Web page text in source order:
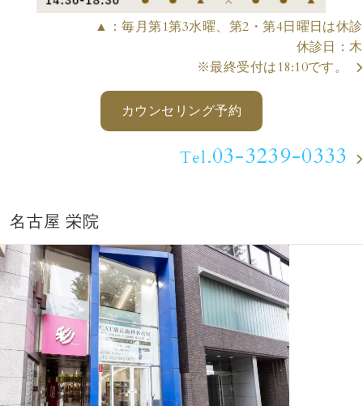
▲：毎月第1第3水曜、第2・第4日曜日は休診
休診日：木
※最終受付は18:10です。
カウンセリング予約
Tel.03-3239-0333
名古屋 栄院